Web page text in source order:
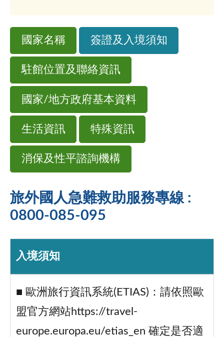
國家名稱 簽證及入境須知
駐館位置及聯絡資訊
國家/地方政府基本資料
生活資訊 特殊資訊
消保及性平諮詢機構
旅外國人急難救助服務專線 :
0800-085-095
入境須知
■ 歐洲旅行資訊系統(ETIAS)：請依照歐
盟官方網站https://travel-
europe.europa.eu/etias_en 確定是否適